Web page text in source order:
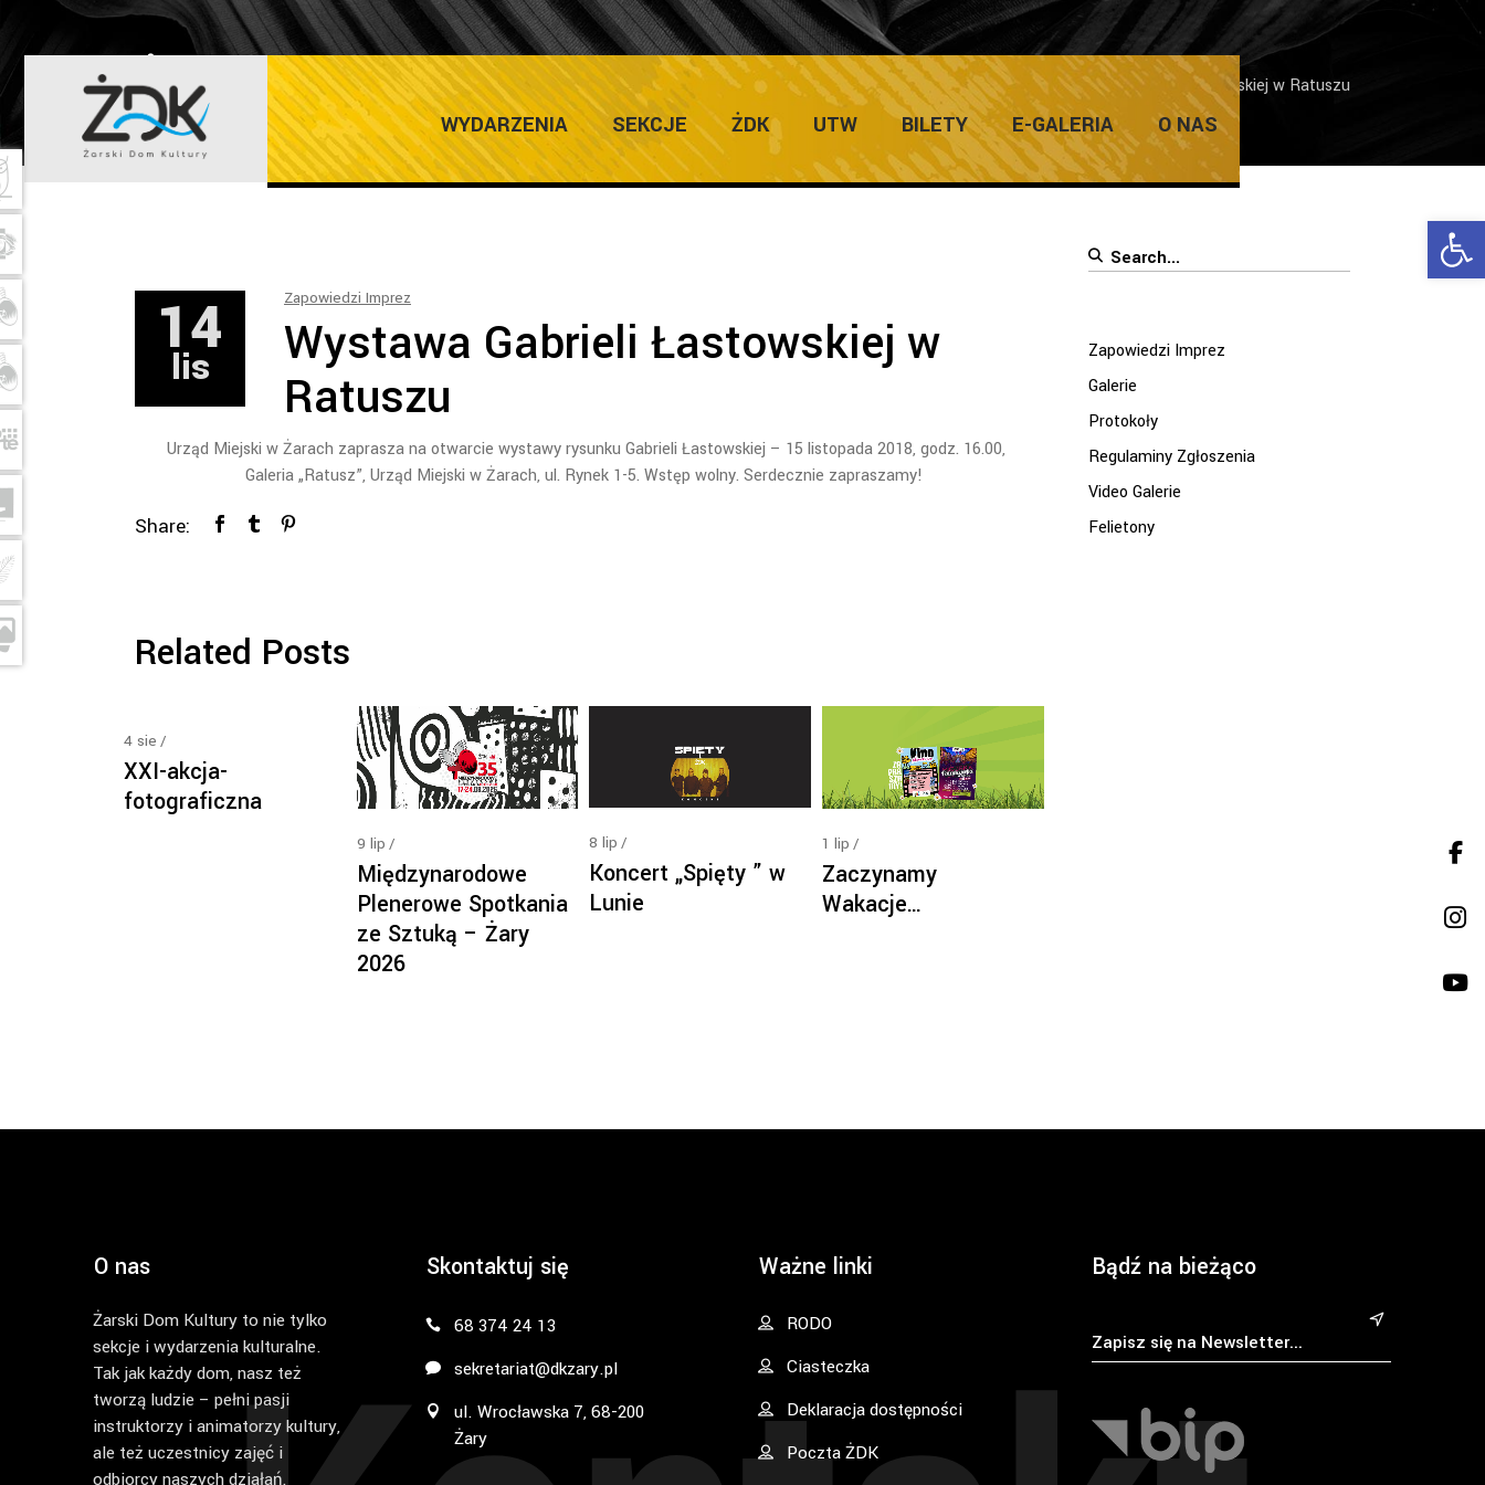
WYDARZENIA SEKCJE ŻDK UTW BILETY E-GALERIA O NAS
ŻARSKI DOM KULTURY Home/Zapowiedzi Imprez /Wystawa Gabrieli Łastowskiej w Ratuszu
14
lis
Zapowiedzi Imprez
Wystawa Gabrieli Łastowskiej w
Ratuszu
Urząd Miejski w Żarach zaprasza na otwarcie wystawy rysunku Gabrieli Łastowskiej – 15 listopada 2018, godz. 16.00,
Galeria „Ratusz”, Urząd Miejski w Żarach, ul. Rynek 1-5. Wstęp wolny. Serdecznie zapraszamy!
Share:
Related Posts
4 sie
XXI-akcja-
fotograficzna
9 lip
Międzynarodowe
Plenerowe Spotkania
ze Sztuką – Żary
2026
8 lip
Koncert „Spięty ” w
Lunie
1 lip
Zaczynamy
Wakacje…
Search
Zapowiedzi Imprez
Galerie
Protokoły
Regulaminy Zgłoszenia
Video Galerie
Felietony
O nas
Żarski Dom Kultury to nie tylko
sekcje i wydarzenia kulturalne.
Tak jak każdy dom, nasz też
tworzą ludzie – pełni pasji
instruktorzy i animatorzy kultury,
ale też uczestnicy zajęć i
odbiorcy naszych działań.
Skontaktuj się
68 374 24 13
sekretariat@dkzary.pl
ul. Wrocławska 7, 68-200
Żary
Ważne linki
RODO
Ciasteczka
Deklaracja dostępności
Poczta ŻDK
Bądź na bieżąco
&